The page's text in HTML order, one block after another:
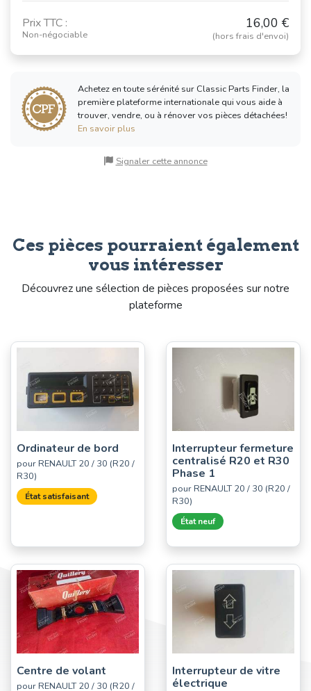
Prix TTC :
Non-négociable
16,00 €
(hors frais d'envoi)
Achetez en toute sérénité sur Classic Parts Finder, la
première plateforme internationale qui vous aide à
trouver, vendre, ou à rénover vos pièces détachées!
En savoir plus
Signaler cette annonce
Ces pièces pourraient également
vous intéresser
Découvrez une sélection de pièces proposées sur notre
plateforme
Ordinateur de bord
pour RENAULT 20 / 30 (R20 /
R30)
État satisfaisant
Interrupteur fermeture
centralisé R20 et R30
Phase 1
pour RENAULT 20 / 30 (R20 /
R30)
État neuf
Centre de volant
pour RENAULT 20 / 30 (R20 /
Interrupteur de vitre
électrique